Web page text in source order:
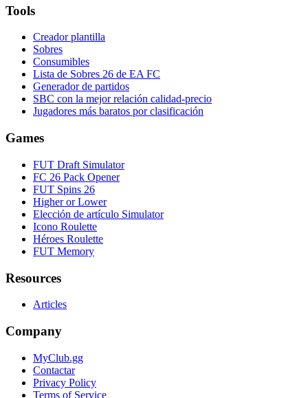
Tools
Creador plantilla
Sobres
Consumibles
Lista de Sobres 26 de EA FC
Generador de partidos
SBC con la mejor relación calidad-precio
Jugadores más baratos por clasificación
Games
FUT Draft Simulator
FC 26 Pack Opener
FUT Spins 26
Higher or Lower
Elección de artículo Simulator
Icono Roulette
Héroes Roulette
FUT Memory
Resources
Articles
Company
MyClub.gg
Contactar
Privacy Policy
Terms of Service